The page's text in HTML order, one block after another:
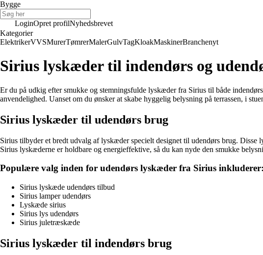
Bygge
LoginOpret profilNyhedsbrevet
Kategorier
ElektrikerVVSMurerTømrerMalerGulvTagKloakMaskinerBranchenyt
Sirius lyskæder til indendørs og
Er du på udkig efter smukke og stemningsfulde lyskæder fra Sirius til både
anvendelighed. Uanset om du ønsker at skabe hyggelig belysning på terrassen, i
Sirius lyskæder til udendørs brug
Sirius tilbyder et bredt udvalg af lyskæder specielt designet til udendørs brug.
Sirius lyskæderne er holdbare og energieffektive, så du kan nyde den smukke
Populære valg inden for udendørs lyskæder fra Sirius inkluderer:
Sirius lyskæde udendørs tilbud
Sirius lamper udendørs
Lyskæde sirius
Sirius lys udendørs
Sirius juletræskæde
Sirius lyskæder til indendørs brug